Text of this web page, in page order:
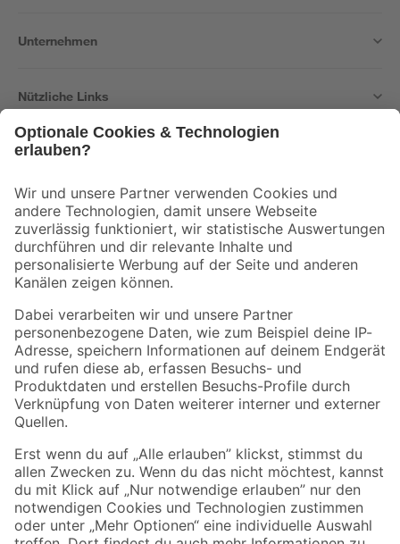
Unternehmen
Nützliche Links
Der toom Newsletter: Keine Angebote und Aktionen mehr verpassen!
Zur Newsletter Anmeldung
Folge uns
Zahlungsarten Versandarten
Sicher einkaufen
Jetzt die toom-App herunterladen